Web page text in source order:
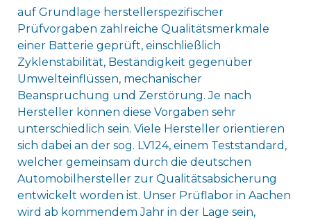
auf Grundlage herstellerspezifischer
Prüfvorgaben zahlreiche Qualitätsmerkmale
einer Batterie geprüft, einschließlich
Zyklenstabilität, Beständigkeit gegenüber
Umwelteinflüssen, mechanischer
Beanspruchung und Zerstörung. Je nach
Hersteller können diese Vorgaben sehr
unterschiedlich sein. Viele Hersteller orientieren
sich dabei an der sog. LV124, einem Teststandard,
welcher gemeinsam durch die deutschen
Automobilhersteller zur Qualitätsabsicherung
entwickelt worden ist. Unser Prüflabor in Aachen
wird ab kommendem Jahr in der Lage sein,